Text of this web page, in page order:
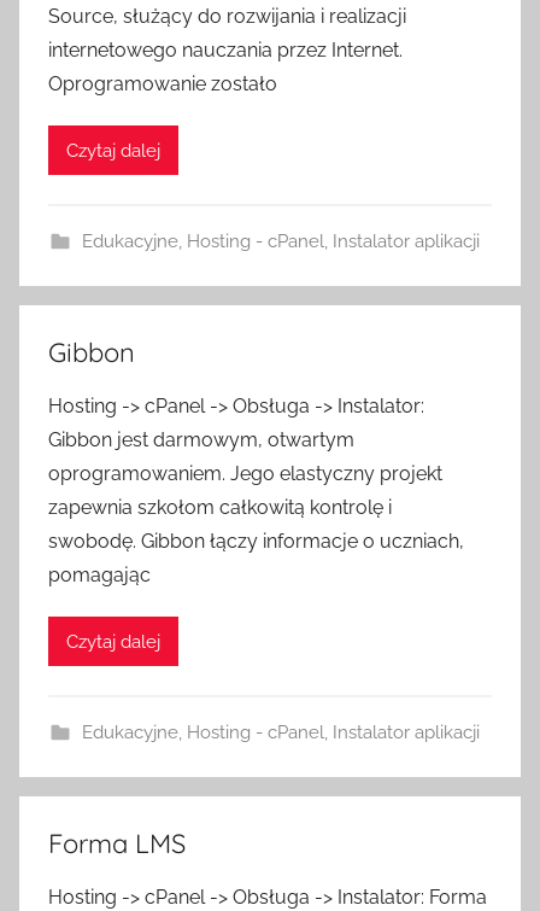
Source, służący do rozwijania i realizacji
internetowego nauczania przez Internet.
Oprogramowanie zostało
Czytaj dalej
Edukacyjne, Hosting - cPanel, Instalator aplikacji
Gibbon
Hosting -> cPanel -> Obsługa -> Instalator:
Gibbon jest darmowym, otwartym
oprogramowaniem. Jego elastyczny projekt
zapewnia szkołom całkowitą kontrolę i
swobodę. Gibbon łączy informacje o uczniach,
pomagając
Czytaj dalej
Edukacyjne, Hosting - cPanel, Instalator aplikacji
Forma LMS
Hosting -> cPanel -> Obsługa -> Instalator: Forma